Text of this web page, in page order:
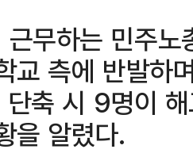
무하는 민주
교 측에 반발하
축 시 9명이
을 알렸다.